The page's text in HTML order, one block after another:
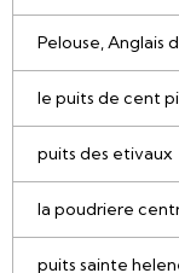
Pelouse, Anglais
le puits de cent
puits des etivaux
la poudriere
puits sainte